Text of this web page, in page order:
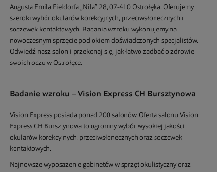
Augusta Emila Fieldorfa „Nila” 28, 07-410 Ostrołęka. Oferujemy
szeroki wybór okularów korekcyjnych, przeciwsłonecznych i
soczewek kontaktowych. Badania wzroku wykonujemy na
nowoczesnym sprzęcie pod okiem doświadczonych specjalistów.
Odwiedź nasz salon i przekonaj się, jak łatwo zadbać o zdrowie
swoich oczu w Ostrołęce.
Badanie wzroku – Vision Express CH Bursztynowa
Vision Express posiada ponad 200 salonów. Oferta salonu Vision
Express CH Bursztynowa to ogromny wybór wysokiej jakości
okularów korekcyjnych, przeciwsłonecznych oraz soczewek
kontaktowych.
Najnowsze wyposażenie gabinetów w sprzęt okulistyczny oraz